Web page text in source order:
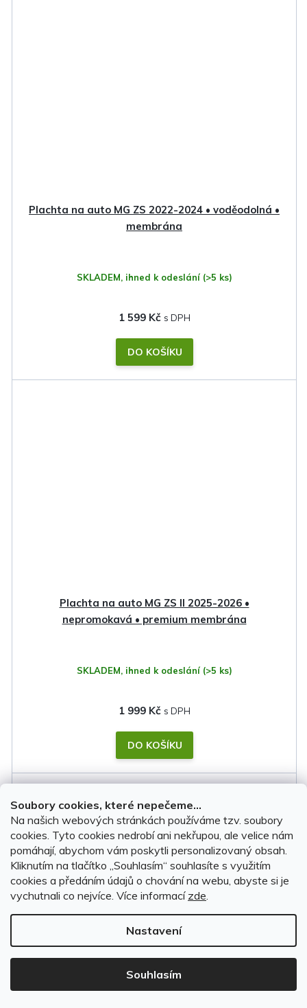
Soubory cookies, které nepečeme...
Na našich webových stránkách používáme tzv. soubory
cookies. Tyto cookies nedrobí ani nekřupou, ale velice nám
pomáhají, abychom vám poskytli personalizovaný obsah.
Kliknutím na tlačítko ,,Souhlasím“ souhlasíte s využitím
cookies a předáním údajů o chování na webu, abyste si je
vychutnali co nejvíce. Více informací zde.
Nastavení
Souhlasím
Plachta na auto MG ZS 2022-2024 • voděodolná •
membrána
SKLADEM, ihned k odeslání (>5 ks)
1 599 Kč
DO KOŠÍKU
Plachta na auto MG ZS II 2025-2026 •
nepromokavá • premium membrána
SKLADEM, ihned k odeslání (>5 ks)
1 999 Kč
DO KOŠÍKU